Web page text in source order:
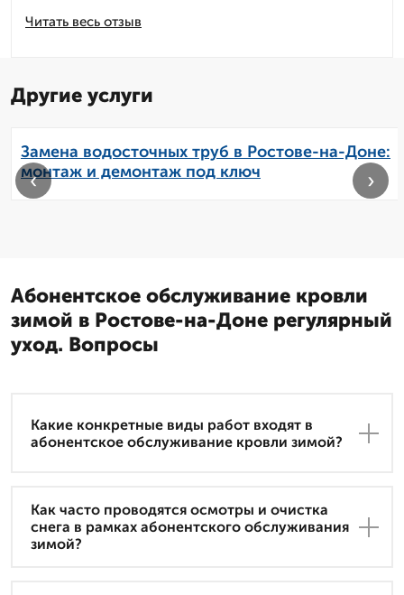
Читать весь отзыв
Другие услуги
Замена водосточных труб в Ростове-на-Доне:
монтаж и демонтаж под ключ
‹ ›
Абонентское обслуживание кровли
зимой в Ростове-на-Доне регулярный
уход. Вопросы
Какие конкретные виды работ входят в
абонентское обслуживание кровли зимой?
Как часто проводятся осмотры и очистка
снега в рамках абонентского обслуживания
зимой?